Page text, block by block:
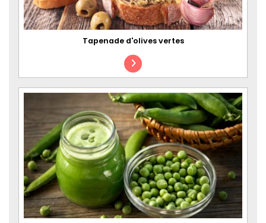
Tapenade d'olives vertes